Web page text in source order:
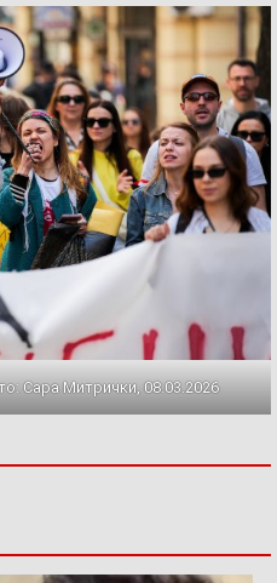
Сара Митрички, 08.03.2026